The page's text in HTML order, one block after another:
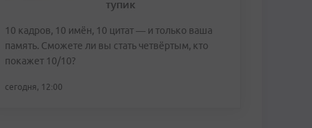
тупик
10 кадров, 10 имён, 10 цитат — и только ваша
память. Сможете ли вы стать четвёртым, кто
покажет 10/10?
сегодня, 12:00